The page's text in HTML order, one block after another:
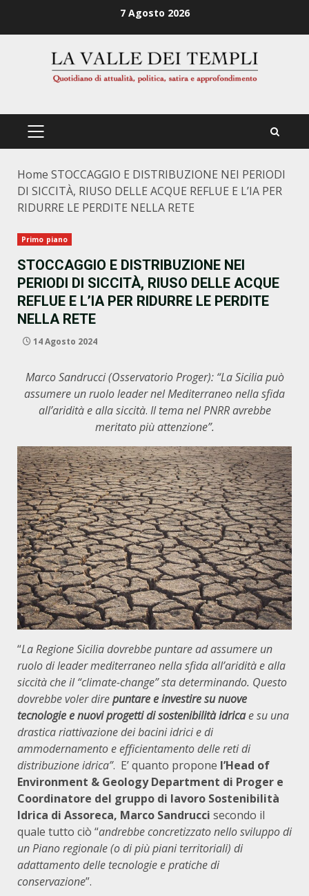
7 Agosto 2026
PRIMÄRES
Home STOCCAGGIO E DISTRIBUZIONE NEI PERIODI
DI SICCITÀ, RIUSO DELLE ACQUE REFLUE E L’IA PER
RIDURRE LE PERDITE NELLA RETE
Primo piano
STOCCAGGIO E DISTRIBUZIONE NEI
PERIODI DI SICCITÀ, RIUSO DELLE ACQUE
REFLUE E L’IA PER RIDURRE LE PERDITE
NELLA RETE
14 Agosto 2024
Marco Sandrucci (Osservatorio Proger): “La Sicilia può
assumere un ruolo leader nel Mediterraneo nella sfida
all’aridità e alla siccità. Il tema nel PNRR avrebbe
meritato più attenzione”.
“La Regione Sicilia dovrebbe puntare ad assumere un
ruolo di leader mediterraneo nella sfida all’aridità e alla
siccità che il “climate-change” sta determinando. Questo
dovrebbe voler direpuntare e investire su nuove
tecnologie e nuovi progetti di sostenibilità idricae su una
drastica riattivazione dei bacini idrici e di
ammodernamento e efficientamento delle reti di
distribuzione idrica”. E’ quanto propone l’Head of
Environment & Geology Department di Proger e
Coordinatore del gruppo di lavoro Sostenibilità
Idrica di Assoreca, Marco Sandrucci secondo il
quale tutto ciò “andrebbe concretizzato nello sviluppo di
un Piano regionale (o di più piani territoriali) di
adattamento delle tecnologie e pratiche di
conservazione”.